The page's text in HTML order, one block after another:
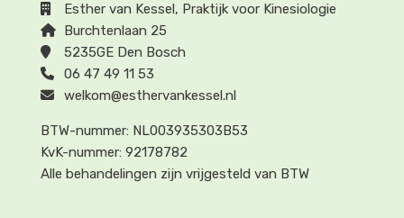
Esther van Kessel, Praktijk voor Kinesiologie
Burchtenlaan 25
5235GE Den Bosch
06 47 49 11 53
welkom@esthervankessel.nl
BTW-nummer: NL003935303B53
KvK-nummer: 92178782
Alle behandelingen zijn vrijgesteld van BTW